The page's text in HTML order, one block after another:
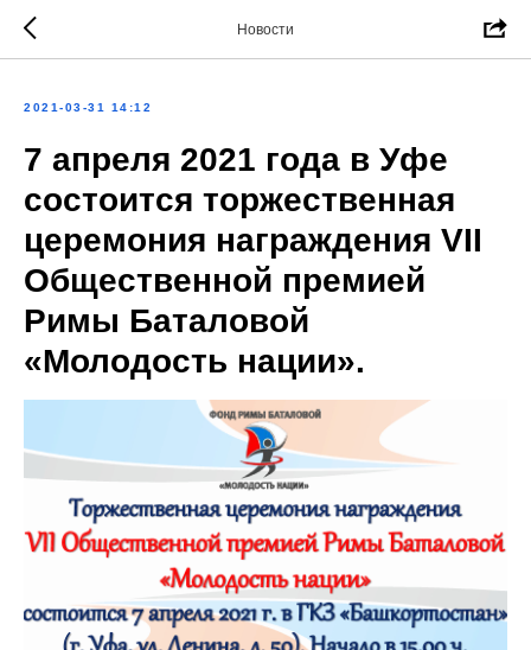
Новости
2021-03-31 14:12
7 апреля 2021 года в Уфе
состоится торжественная
церемония награждения VII
Общественной премией
Римы Баталовой
«Молодость нации».